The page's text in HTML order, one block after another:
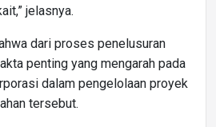
jelasnya.
dari proses penelusuran
penting yang mengarah pada
dalam pengelolaan proyek
tersebut.